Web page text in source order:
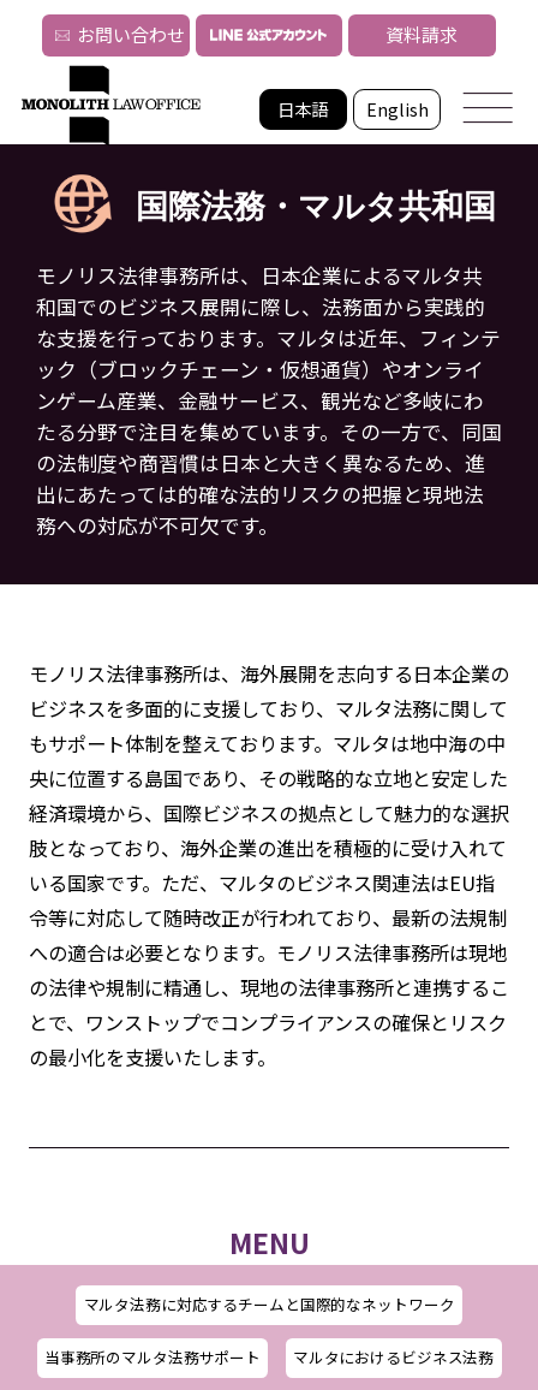
日本語 English
お問い合わせ 資料請求
国際法務・マルタ共和国
モノリス法律事務所は、日本企業によるマルタ共
和国でのビジネス展開に際し、法務面から実践的
な支援を行っております。 マルタは近年、フィンテ
ック（ブロックチェーン・仮想通貨）やオンライ
ンゲーム産業、金融サービス、観光など多岐にわ
たる分野で注目を集めています。 その一方で、同国
の法制度や商習慣は日本と大きく異なるため、進
出にあたっては的確な法的リスクの把握と現地法
務への対応が不可欠です。
モノリス法律事務所は、海外展開を志向する日本企業の
ビジネスを多面的に支援しており、マルタ法務に関して
もサポート体制を整えております。マルタは地中海の中
央に位置する島国であり、その戦略的な立地と安定した
経済環境から、国際ビジネスの拠点として魅力的な選択
肢となっており、海外企業の進出を積極的に受け入れて
いる国家です。ただ、マルタのビジネス関連法はEU指
令等に対応して随時改正が行われており、最新の法規制
への適合は必要となります。モノリス法律事務所は現地
の法律や規制に精通し、現地の法律事務所と連携するこ
とで、ワンストップでコンプライアンスの確保とリスク
の最小化を支援いたします。
MENU
マルタ法務に対応するチームと国際的なネットワーク
当事務所のマルタ法務サポート マルタにおけるビジネス法務